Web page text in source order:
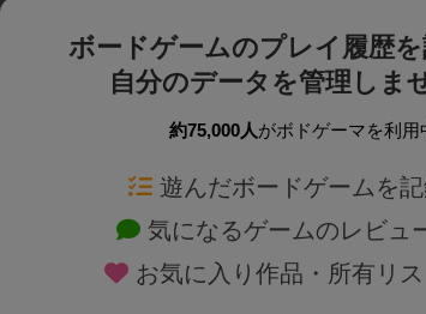
じっくり表示
商品名、商品説明文、デザイナー名、テーマ名、メカニク
ゲームデザ
ゲームデザ
対象年齢を指定します。
ボードゲームのプレイ履歴を
自分のデータを管理しま
約75,000人がボドゲーマを利用
遊んだボードゲームを
気になるゲームのレビュ
お気に入り作品・所有リ